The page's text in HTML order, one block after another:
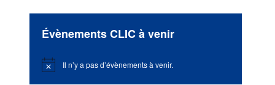
Évènements CLIC à venir
Notice Il n’y a pas d’évènements à venir.